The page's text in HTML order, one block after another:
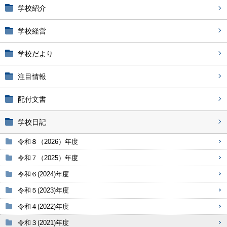
学校紹介
学校経営
学校だより
注目情報
配付文書
学校日記
令和８（2026）年度
令和７（2025）年度
令和６(2024)年度
令和５(2023)年度
令和４(2022)年度
令和３(2021)年度